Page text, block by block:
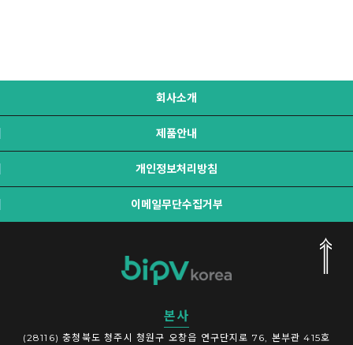
회사소개
제품안내
개인정보처리방침
이메일무단수집거부
본사
(28116) 충청북도 청주시 청원구 오창읍 연구단지로 76, 본부관 415호